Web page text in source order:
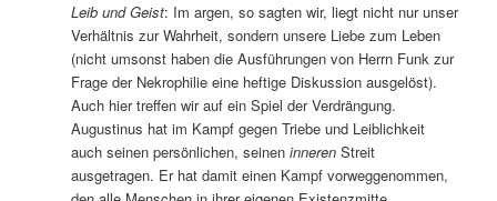
Leib und Geist: Im argen, so sagten wir, liegt nicht nur unser
Verhältnis zur Wahrheit, sondern unsere Liebe zum Leben
(nicht umsonst haben die Ausführungen von Herrn Funk zur
Frage der Nekrophilie eine heftige Diskussion ausgelöst).
Auch hier treffen wir auf ein Spiel der Verdrängung.
Augustinus hat im Kampf gegen Triebe und Leiblichkeit
auch seinen persönlichen, seineninneren Streit
ausgetragen. Er hat damit einen Kampf vorweggenommen,